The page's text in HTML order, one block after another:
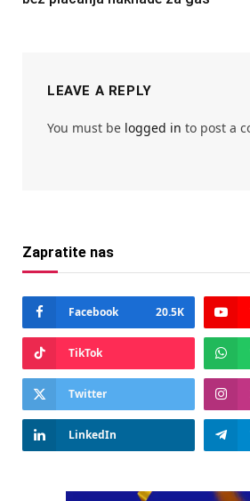
LEAVE A REPLY
You must be logged in to post a
Zapratite nas
Facebook 20.5K
TikTok
Twitter
LinkedIn